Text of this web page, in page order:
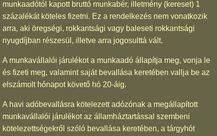
munkaadótól kapott bruttó munkabér, illetmény (kereset) 1
százalékát köteles fizetni. Ez a rendelkezés nem vonatkozik
arra, aki öregségi, rokkantsági vagy baleseti rokkantsági
nyugdíjban részesül, illetve arra jogosulttá vált.
A munkavállalói járulékot a munkaadó állapítja meg, vonja le
és fizeti meg, valamint saját bevallása keretében vallja be az
elszámolt hónapot követő hó 20-áig.
A havi adóbevallásra kötelezett adózónak a megállapított
munkavállalói járulékot az államháztartással szembeni
kötelezettségekről szóló bevallása keretében, a tárgyhót